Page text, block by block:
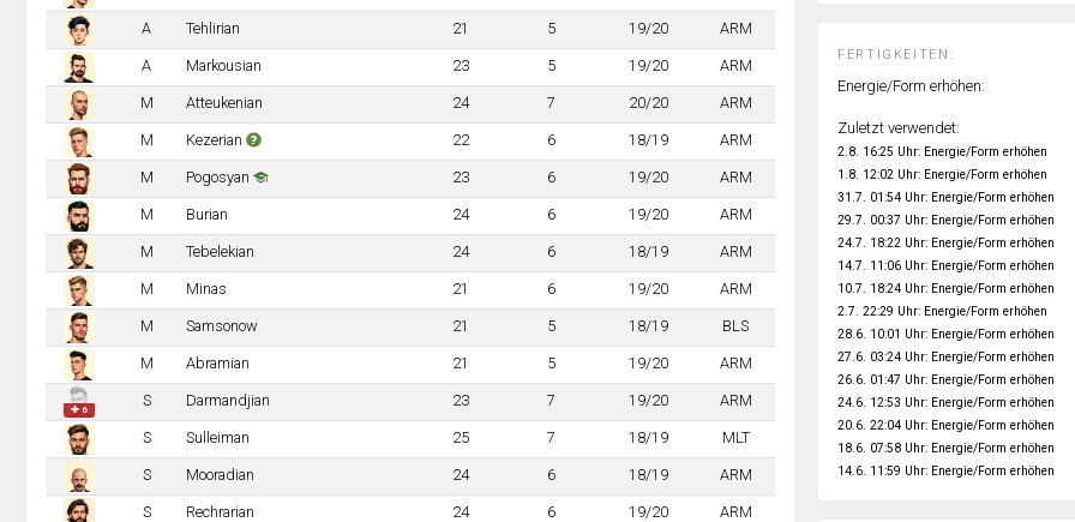
A Tehlirian 21 5 19/20 ARM
A Markousian 23 5 19/20 ARM
M Atteukenian 24 7 20/20 ARM
M Kezerian 22 6 18/19 ARM
M Pogosyan 23 6 19/20 ARM
M Burian 24 6 19/20 ARM
M Tebelekian 24 6 18/19 ARM
M Minas 21 6 19/20 ARM
M Samsonow 21 5 18/19 BLS
M Abramian 21 5 19/20 ARM
✚ 6
S Darmandjian 23 7 19/20 ARM
S Sulleiman 25 7 18/19 MLT
S Mooradian 24 6 18/19 ARM
S Rechrarian 24 6 19/20 ARM
FERTIGKEITEN:
Energie/Form erhöhen:
Zuletzt verwendet:
2.8. 16:25 Uhr: Energie/Form erhöhen
1.8. 12:02 Uhr: Energie/Form erhöhen
31.7. 01:54 Uhr: Energie/Form erhöhen
29.7. 00:37 Uhr: Energie/Form erhöhen
24.7. 18:22 Uhr: Energie/Form erhöhen
14.7. 11:06 Uhr: Energie/Form erhöhen
10.7. 18:24 Uhr: Energie/Form erhöhen
2.7. 22:29 Uhr: Energie/Form erhöhen
28.6. 10:01 Uhr: Energie/Form erhöhen
27.6. 03:24 Uhr: Energie/Form erhöhen
26.6. 01:47 Uhr: Energie/Form erhöhen
24.6. 12:53 Uhr: Energie/Form erhöhen
20.6. 22:04 Uhr: Energie/Form erhöhen
18.6. 07:58 Uhr: Energie/Form erhöhen
14.6. 11:59 Uhr: Energie/Form erhöhen